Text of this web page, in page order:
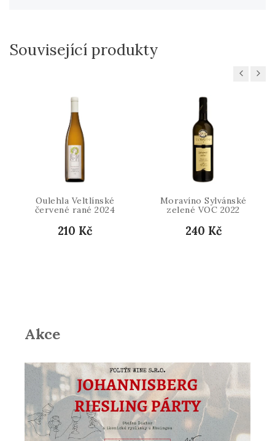
Související produkty
Previous
Oulehla Veltlínské
červené rané 2024
210 Kč
Moravíno Sylvánské
zelené VOC 2022
240 Kč
Next
Akce